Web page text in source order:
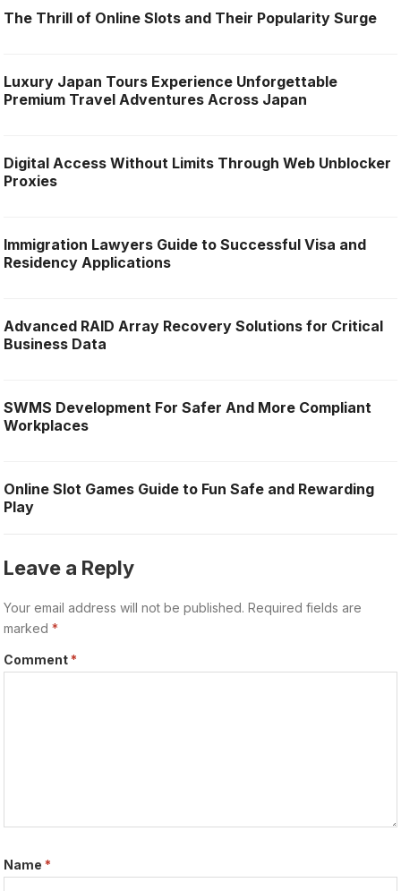
The Thrill of Online Slots and Their Popularity Surge
Luxury Japan Tours Experience Unforgettable
Premium Travel Adventures Across Japan
Digital Access Without Limits Through Web Unblocker
Proxies
Immigration Lawyers Guide to Successful Visa and
Residency Applications
Advanced RAID Array Recovery Solutions for Critical
Business Data
SWMS Development For Safer And More Compliant
Workplaces
Online Slot Games Guide to Fun Safe and Rewarding
Play
Leave a Reply
Your email address will not be published. Required fields are
marked*
Comment *
Name *